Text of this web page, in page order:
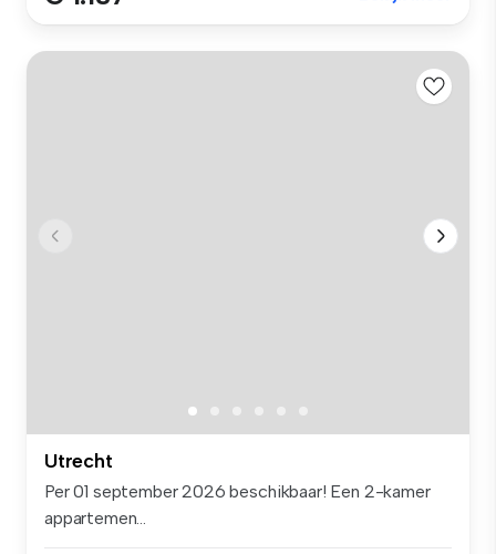
Utrecht
Per 01 september 2026 beschikbaar! Een 2-kamer
appartemen...